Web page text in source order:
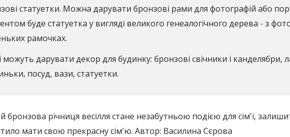
статуетки. Можна дарувати бронзові рами для фотографій або
буде статуетка у вигляді великого генеалогічного дерева - з
рамочках.
можуть дарувати декор для будинку: бронзові свічники і
посуд, вази, статуетки.
бронзова річниця весілля стане незабутньою подією для сім'ї,
мати свою прекрасну сім'ю. Автор: Василина Сєрова